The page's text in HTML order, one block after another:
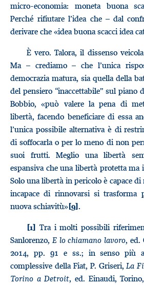
micro-economia: moneta buona
Perché rifiutare l’idea che – dal
derivare che «idea buona scacci idea
È vero. Talora, il dissenso
Ma – crediamo – che l’unica
democrazia matura, sia quella della
del pensiero “inaccettabile” sul piano
Bobbio, «può valere la pena di
libertà, facendo beneficiare di essa
l’unica possibile alternativa è di
di soffocarla o per lo meno di non
suoi frutti. Meglio una libertà
espansiva che una libertà protetta ma
Solo una libertà in pericolo è capace
incapace di rinnovarsi si
nuova schiavitù»[9].
[1] Tra i molti possibili
Sanlorenzo, E lo chiamano lavoro, ed.
2014, pp. 91 e ss.; in senso più
complessive della Fiat, P. Griseri,La
Torino a Detroit, ed. Einaudi,